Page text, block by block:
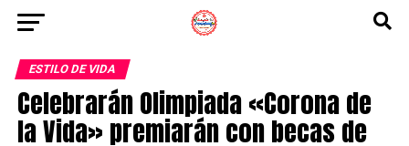
ESTILO DE VIDA
Celebrarán Olimpiada «Corona de
la Vida» premiarán con becas de